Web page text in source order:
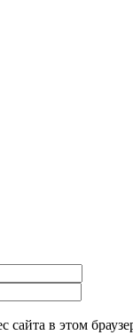
сайта в этом